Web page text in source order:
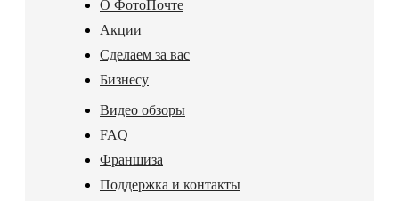
О ФотоПочте
Акции
Сделаем за вас
Бизнесу
Видео обзоры
FAQ
Франшиза
Поддержка и контакты